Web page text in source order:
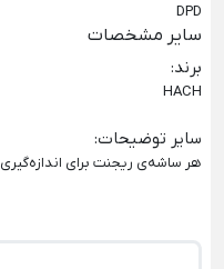
DPD
سایر مشخصات
برند:
HACH
سایر توضیحات:
هر ساشه‌ی ریجنت برای اندازه‌گیری 10 میلی‌لیتر نمونه می‌باشد.